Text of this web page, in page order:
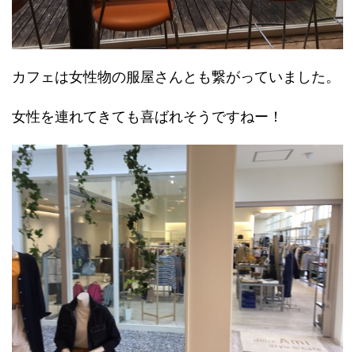
カフェは女性物の服屋さんとも繋がっていました。
女性を連れてきても喜ばれそうですねー！